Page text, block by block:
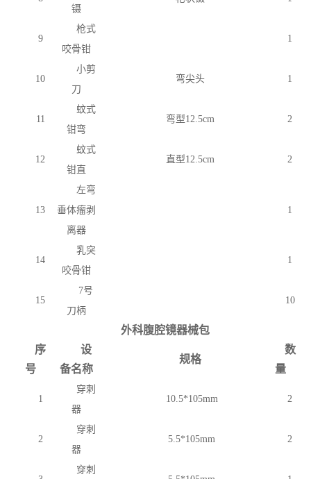
镊
9
枪式
咬骨钳
1
10
小剪
刀
弯尖头 1
11
蚊式
钳弯
弯型12.5cm 2
12
蚊式
钳直
直型12.5cm 2
13
左弯
垂体瘤剥
离器
1
14
乳突
咬骨钳
1
15
7号
刀柄
10
外科腹腔镜器械包
序
号
设
备名称
规格
数
量
1
穿刺
器
10.5*105mm 2
2
穿刺
器
5.5*105mm 2
穿刺